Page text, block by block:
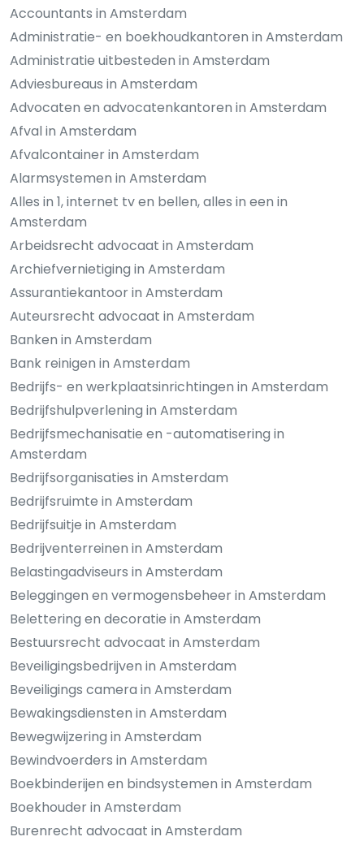
Accountants in Amsterdam
Administratie- en boekhoudkantoren in Amsterdam
Administratie uitbesteden in Amsterdam
Adviesbureaus in Amsterdam
Advocaten en advocatenkantoren in Amsterdam
Afval in Amsterdam
Afvalcontainer in Amsterdam
Alarmsystemen in Amsterdam
Alles in 1, internet tv en bellen, alles in een in
Amsterdam
Arbeidsrecht advocaat in Amsterdam
Archiefvernietiging in Amsterdam
Assurantiekantoor in Amsterdam
Auteursrecht advocaat in Amsterdam
Banken in Amsterdam
Bank reinigen in Amsterdam
Bedrijfs- en werkplaatsinrichtingen in Amsterdam
Bedrijfshulpverlening in Amsterdam
Bedrijfsmechanisatie en -automatisering in
Amsterdam
Bedrijfsorganisaties in Amsterdam
Bedrijfsruimte in Amsterdam
Bedrijfsuitje in Amsterdam
Bedrijventerreinen in Amsterdam
Belastingadviseurs in Amsterdam
Beleggingen en vermogensbeheer in Amsterdam
Belettering en decoratie in Amsterdam
Bestuursrecht advocaat in Amsterdam
Beveiligingsbedrijven in Amsterdam
Beveiligings camera in Amsterdam
Bewakingsdiensten in Amsterdam
Bewegwijzering in Amsterdam
Bewindvoerders in Amsterdam
Boekbinderijen en bindsystemen in Amsterdam
Boekhouder in Amsterdam
Burenrecht advocaat in Amsterdam